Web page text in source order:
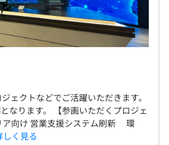
ェクトなどでご活躍いただきます。
なります。 【参画いただくプロジェ
向け 営業支援システム刷新 環
しく見る